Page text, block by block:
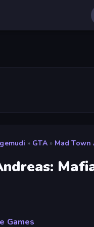
» GTA » Mad Town
Games